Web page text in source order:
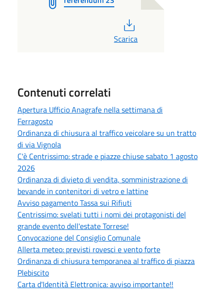
Scarica
Contenuti correlati
Apertura Ufficio Anagrafe nella settimana di
Ferragosto
Ordinanza di chiusura al traffico veicolare su un tratto
di via Vignola
C'è Centrissimo: strade e piazze chiuse sabato 1 agosto
2026
Ordinanza di divieto di vendita, somministrazione di
bevande in contenitori di vetro e lattine
Avviso pagamento Tassa sui Rifiuti
Centrissimo: svelati tutti i nomi dei protagonisti del
grande evento dell'estate Torrese!
Convocazione del Consiglio Comunale
Allerta meteo: previsti rovesci e vento forte
Ordinanza di chiusura temporanea al traffico di piazza
Plebiscito
Carta d'Identità Elettronica: avviso importante!!